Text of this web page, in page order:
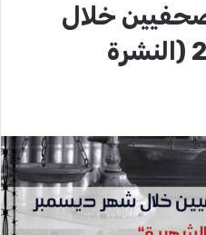
خلال
شهر ديسمبر 2018 (النشرة